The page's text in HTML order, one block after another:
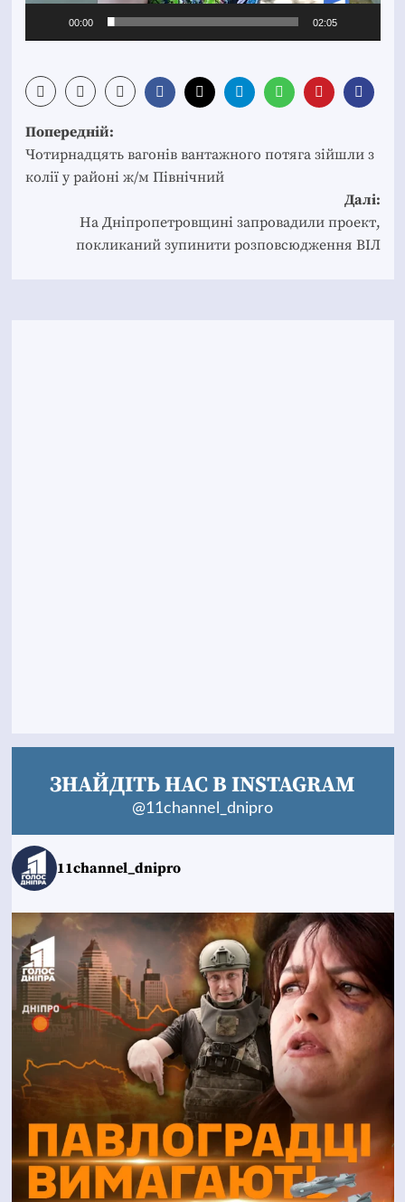
00:00 02:05
Post
navigation
Попередній:
Чотирнадцять вагонів вантажного потяга зійшли з
колії у районі ж/м Північний
Далі:
На Дніпропетровщині запровадили проект,
покликаний зупинити розповсюдження ВІЛ
ЗНАЙДІТЬ НАС В INSTAGRAM
@11channel_dnipro
11channel_dnipro